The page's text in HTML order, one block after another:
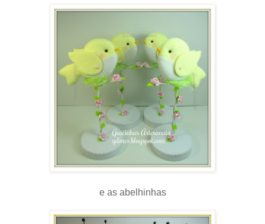
e as abelhinhas